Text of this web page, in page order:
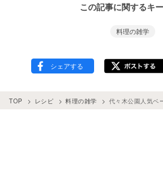
この記事に関するキ
料理の雑学
TOP レシピ 料理の雑学 代々木公園人気ベ